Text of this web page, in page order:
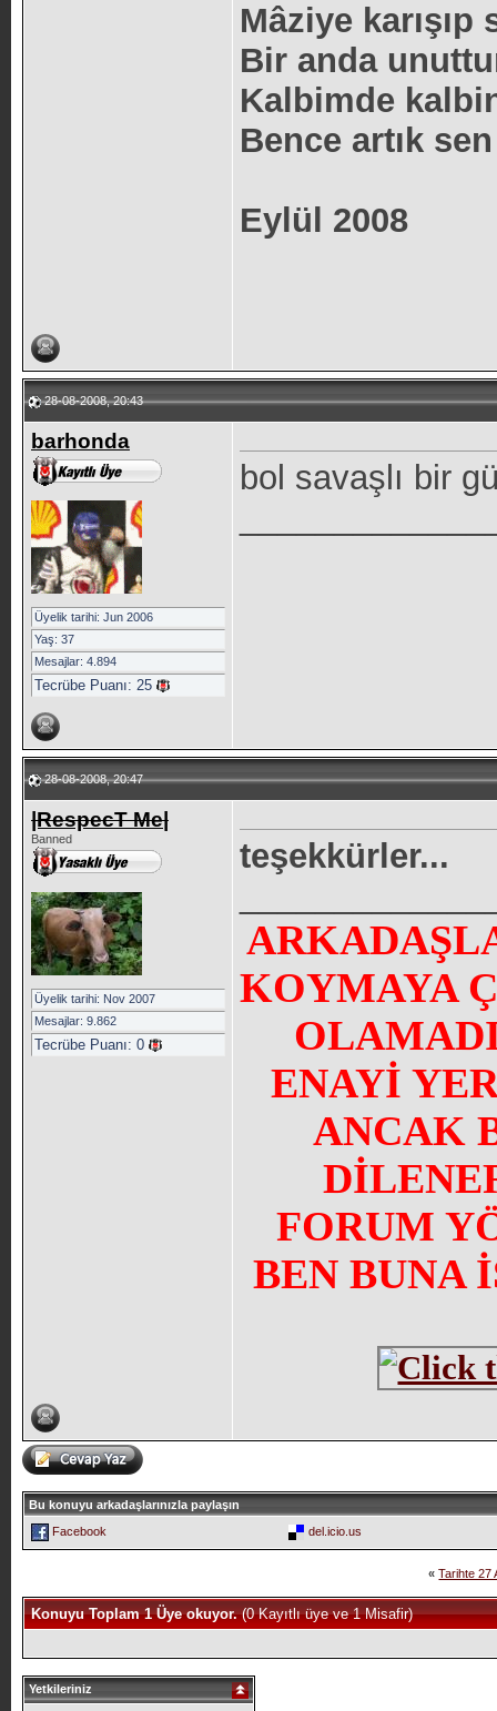
Mâziye
Bir anda
Kalbimde
Bence artık
Eylül 2008
28-08-2008, 20:43
barhonda
Üyelik tarihi: Jun 2006
Yaş: 37
Mesajlar: 4.894
Tecrübe Puanı: 25
bol savaşlı bir
28-08-2008, 20:47
|RespecT Me|
Banned
Üyelik tarihi: Nov 2007
Mesajlar: 9.862
Tecrübe Puanı: 0
teşekkürler...
KOYMAYA
ENAYİ
ANCAK
FORUM
BEN BUNA
Bu konuyu arkadaşlarınızla paylaşın
Facebook
del.icio.us
« Tarihte 27
Konuyu Toplam 1 Üye okuyor.(0 Kayıtlı üye ve 1 Misafir)
Yetkileriniz